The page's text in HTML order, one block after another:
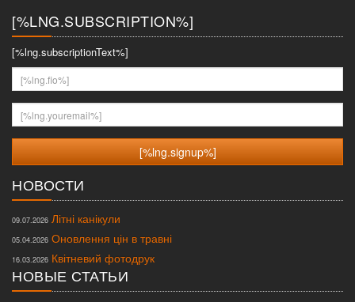
[%LNG.SUBSCRIPTION%]
[%lng.subscriptionText%]
[%lng.fio%]
[%lng.youremail%]
НОВОСТИ
09.07.2026 Літні канікули
05.04.2026 Оновлення цін в травні
16.03.2026 Квітневий фотодрук
НОВЫЕ СТАТЬИ